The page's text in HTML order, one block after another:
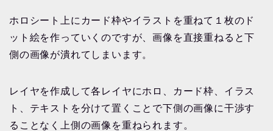
ホロシート上にカード枠やイラストを重ねて１枚のド
ット絵を作っていくのですが、画像を直接重ねると下
側の画像が潰れてしまいます。
レイヤを作成して各レイヤにホロ、カード枠、イラス
ト、テキストを分けて置くことで下側の画像に干渉す
ることなく上側の画像を重ねられます。